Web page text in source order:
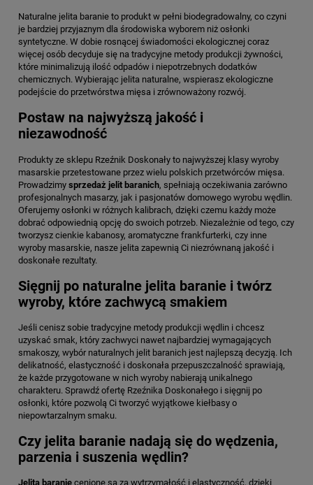
Naturalne jelita baranie to produkt w pełni biodegradowalny, co czyni
je bardziej przyjaznym dla środowiska wyborem niż osłonki
syntetyczne. W dobie rosnącej świadomości ekologicznej coraz
więcej osób decyduje się na tradycyjne metody produkcji żywności,
które minimalizują ilość odpadów i niepotrzebnych dodatków
chemicznych. Wybierając jelita naturalne, wspierasz ekologiczne
podejście do przetwórstwa mięsa i zrównoważony rozwój.
Postaw na najwyższą jakość i
niezawodność
Produkty ze sklepu Rzeźnik Doskonały to najwyższej klasy wyroby
masarskie przetestowane przez wielu polskich przetwórców mięsa.
Prowadzimy sprzedaż jelit baranich, spełniają oczekiwania zarówno
profesjonalnych masarzy, jak i pasjonatów domowego wyrobu wędlin.
Oferujemy osłonki w różnych kalibrach, dzięki czemu każdy może
dobrać odpowiednią opcję do swoich potrzeb. Niezależnie od tego, czy
tworzysz cienkie kabanosy, aromatyczne frankfurterki, czy inne
wyroby masarskie, nasze jelita zapewnią Ci niezrównaną jakość i
doskonałe rezultaty.
Sięgnij po naturalne jelita baranie i twórz
wyroby, które zachwycą smakiem
Jeśli cenisz sobie tradycyjne metody produkcji wędlin i chcesz
uzyskać smak, który zachwyci nawet najbardziej wymagających
smakoszy, wybór naturalnych jelit baranich jest najlepszą decyzją. Ich
delikatność, elastyczność i doskonała przepuszczalność sprawiają,
że każde przygotowane w nich wyroby nabierają unikalnego
charakteru. Sprawdź ofertę Rzeźnika Doskonałego i sięgnij po
osłonki, które pozwolą Ci tworzyć wyjątkowe kiełbasy o
niepowtarzalnym smaku.
Czy jelita baranie nadają się do wędzenia,
parzenia i suszenia wędlin?
Jelita baranie cenione są za wytrzymałość i elastyczność, dzięki